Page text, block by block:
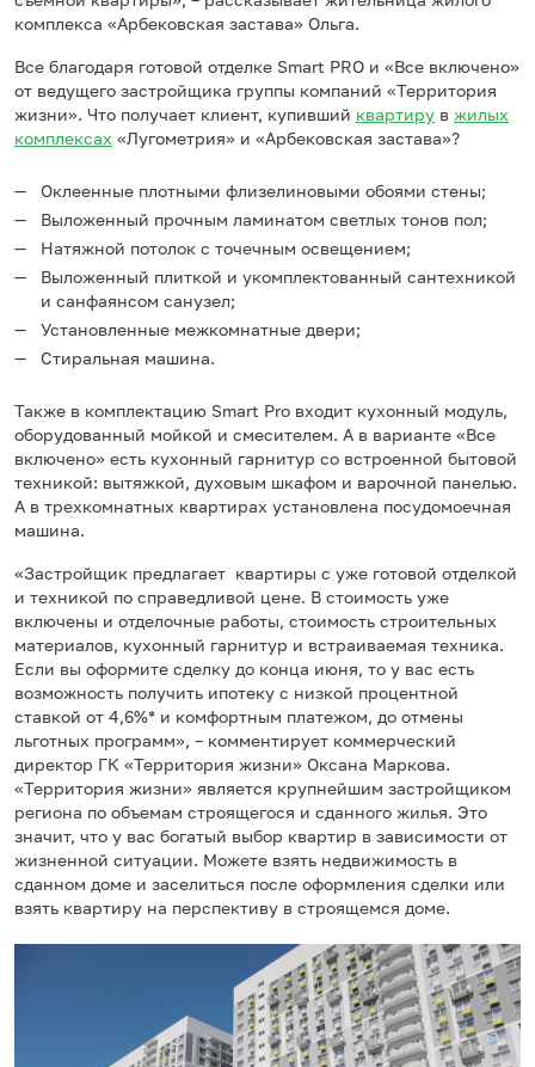
комплекса «Арбековская застава» Ольга.
Все благодаря готовой отделке Smart PRO и «Все включено»
от ведущего застройщика группы компаний «Территория
жизни». Что получает клиент, купивший квартиру в жилых
комплексах «Лугометрия» и «Арбековская застава»?
Оклеенные плотными флизелиновыми обоями стены;
Выложенный прочным ламинатом светлых тонов пол;
Натяжной потолок с точечным освещением;
Выложенный плиткой и укомплектованный сантехникой
и санфаянсом санузел;
Установленные межкомнатные двери;
Стиральная машина.
Также в комплектацию Smart Pro входит кухонный модуль,
оборудованный мойкой и смесителем. А в варианте «Все
включено» есть кухонный гарнитур со встроенной бытовой
техникой: вытяжкой, духовым шкафом и варочной панелью.
А в трехкомнатных квартирах установлена посудомоечная
машина.
«Застройщик предлагает квартиры с уже готовой отделкой
и техникой по справедливой цене. В стоимость уже
включены и отделочные работы, стоимость строительных
материалов, кухонный гарнитур и встраиваемая техника.
Если вы оформите сделку до конца июня, то у вас есть
возможность получить ипотеку с низкой процентной
ставкой от 4,6%* и комфортным платежом, до отмены
льготных программ», – комментирует коммерческий
директор ГК «Территория жизни» Оксана Маркова.
«Территория жизни» является крупнейшим застройщиком
региона по объемам строящегося и сданного жилья. Это
значит, что у вас богатый выбор квартир в зависимости от
жизненной ситуации. Можете взять недвижимость в
сданном доме и заселиться после оформления сделки или
взять квартиру на перспективу в строящемся доме.